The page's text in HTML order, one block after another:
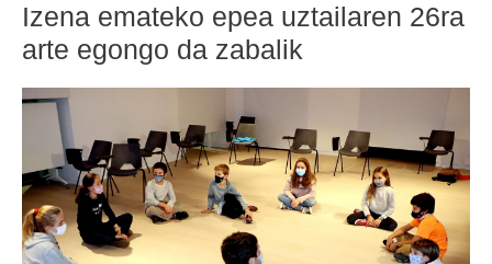
Izena emateko epea uztailaren 26ra
arte egongo da zabalik